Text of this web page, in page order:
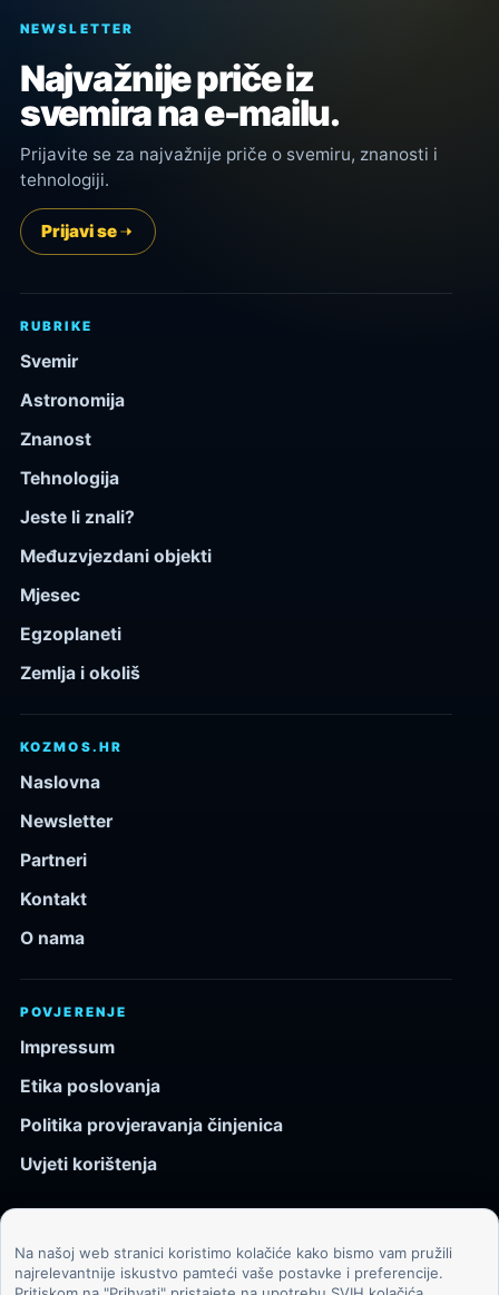
NEWSLETTER
Najvažnije priče iz
svemira na e-mailu.
Prijavite se za najvažnije priče o svemiru, znanosti i
tehnologiji.
Prijavi se
RUBRIKE
Svemir
Astronomija
Znanost
Tehnologija
Jeste li znali?
Međuzvjezdani objekti
Mjesec
Egzoplaneti
Zemlja i okoliš
KOZMOS.HR
Naslovna
Newsletter
Partneri
Kontakt
O nama
POVJERENJE
Impressum
Etika poslovanja
Politika provjeravanja činjenica
Uvjeti korištenja
© 2026 Kozmos.hr. Sva prava pridržana.
Na našoj web stranici koristimo kolačiće kako bismo vam pružili
najrelevantnije iskustvo pamteći vaše postavke i preferencije.